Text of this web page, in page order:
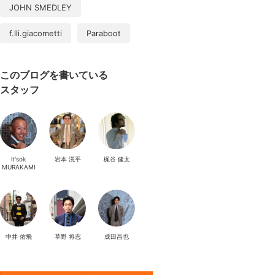
JOHN SMEDLEY
f.lli.giacometti Paraboot
このブログを書いている
スタッフ
it'sok
MURAKAMI
岩本 滉平 梶谷 健太
中井 佑飛 草野 将志 成田昌也